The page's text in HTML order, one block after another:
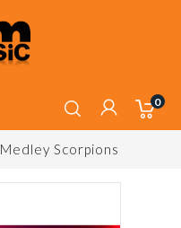
0
Medley Scorpions